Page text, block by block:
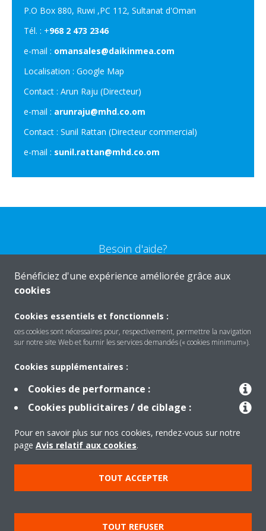
P.O Box 880, Ruwi ,PC 112, Sultanat d'Oman
Tél. : +968 2 473 2346
e-mail : omansales@daikinmea.com
Localisation : Google Map
Contact : Arun Raju (Directeur)
e-mail : arunraju@mhd.co.om
Contact : Sunil Rattan (Directeur commercial)
e-mail : sunil.rattan@mhd.co.om
Besoin d'aide?
CONTACTEZ-NOUS
Solutions
À propos de Daikin
Copyright © Daikin
Mentions légales
Avis relatif aux cookies
Politique de confidentialité des données
Bénéficiez d'une expérience améliorée grâce aux
cookies
Cookies essentiels et fonctionnels :
ces cookies sont nécessaires pour, respectivement, permettre la navigation
sur notre site Web et fournir les services demandés (« cookies minimum»).
Cookies supplémentaires :
Cookies de performance :
Cookies publicitaires / de ciblage :
Pour en savoir plus sur nos cookies, rendez-vous sur notre
page Avis relatif aux cookies.
TOUT ACCEPTER
TOUT REFUSER